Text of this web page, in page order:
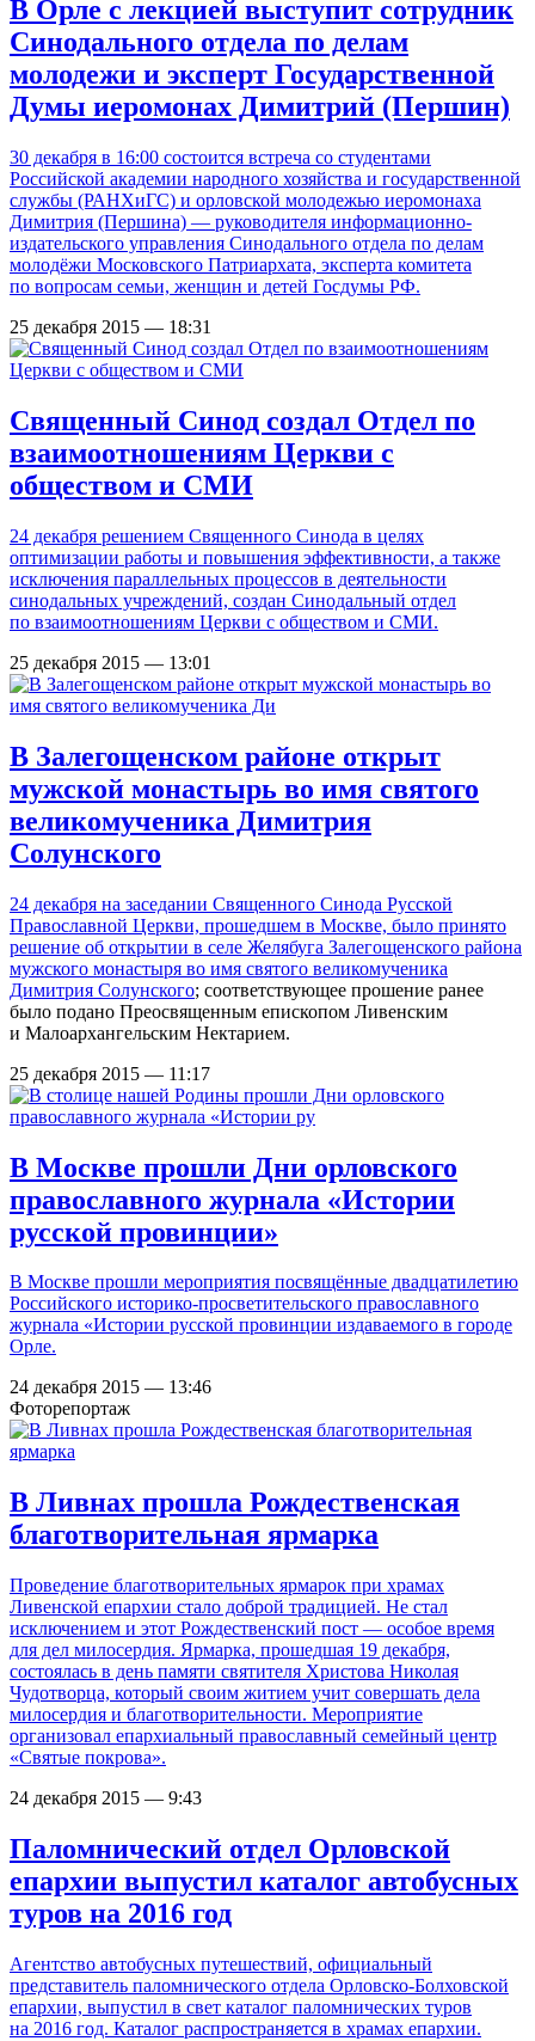
В Орле с лекцией выступит сотрудник
Синодального отдела по делам
молодежи и эксперт Государственной
Думы иеромонах Димитрий (Першин)
30 декабря в 16:00 состоится встреча со студентами
Российской академии народного хозяйства и государственной
службы (РАНХиГС) и орловской молодежью иеромонаха
Димитрия (Першина) — руководителя информационно-
издательского управления Синодального отдела по делам
молодёжи Московского Патриархата, эксперта комитета
по вопросам семьи, женщин и детей Госдумы РФ.
25 декабря 2015 — 18:31
Священный Синод создал Отдел по
взаимоотношениям Церкви с
обществом и СМИ
24 декабря решением Священного Синода в целях
оптимизации работы и повышения эффективности, а также
исключения параллельных процессов в деятельности
синодальных учреждений, создан Синодальный отдел
по взаимоотношениям Церкви с обществом и СМИ.
25 декабря 2015 — 13:01
В Залегощенском районе открыт
мужской монастырь во имя святого
великомученика Димитрия
Солунского
24 декабря на заседании Священного Синода Русской
Православной Церкви, прошедшем в Москве, было принято
решение об открытии в селе Желябуга Залегощенского района
мужского монастыря во имя святого великомученика
Димитрия Солунского; соответствующее прошение ранее
было подано Преосвященным епископом Ливенским
и Малоархангельским Нектарием.
25 декабря 2015 — 11:17
В Москве прошли Дни орловского
православного журнала «Истории
русской провинции»
В Москве прошли мероприятия посвящённые двадцатилетию
Российского историко-просветительского православного
журнала «Истории русской провинции издаваемого в городе
Орле.
24 декабря 2015 — 13:46
Фоторепортаж
В Ливнах прошла Рождественская
благотворительная ярмарка
Проведение благотворительных ярмарок при храмах
Ливенской епархии стало доброй традицией. Не стал
исключением и этот Рождественский пост — особое время
для дел милосердия. Ярмарка, прошедшая 19 декабря,
состоялась в день памяти святителя Христова Николая
Чудотворца, который своим житием учит совершать дела
милосердия и благотворительности. Мероприятие
организовал епархиальный православный семейный центр
«Святые покрова».
24 декабря 2015 — 9:43
Паломнический отдел Орловской
епархии выпустил каталог автобусных
туров на 2016 год
Агентство автобусных путешествий, официальный
представитель паломнического отдела Орловско-Болховской
епархии, выпустил в свет каталог паломнических туров
на 2016 год. Каталог распространяется в храмах епархии.